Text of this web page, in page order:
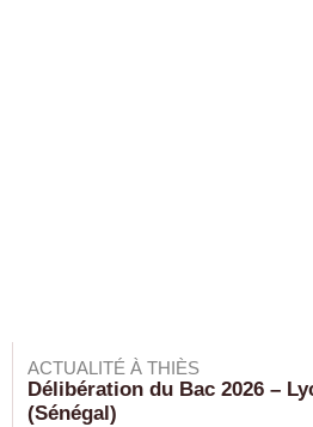
ACTUALITÉ À THIÈS
Délibération du Bac 2026 –
(Sénégal)